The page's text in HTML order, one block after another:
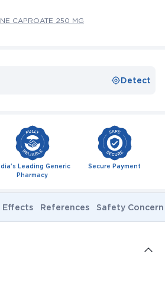
CAPROATE 250 MG
Detect
Leading Generic
Pharmacy
Secure Payment
Effects References Safety Concern